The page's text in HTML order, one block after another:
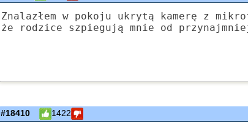
Znalazłem w pokoju ukrytą kamerę z
że rodzice szpiegują mnie od
#18410 1422